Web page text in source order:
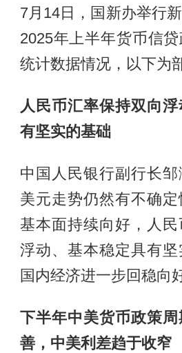
7月14日，国新办举行
2025年上半年货币信
统计数据情况，以下为
人民币汇率保持双向
有坚实的基础
中国人民银行副行长邹
美元走势仍然有不确
基本面持续向好，人
浮动、基本稳定具有
国内经济进一步回稳向
下半年中美货币政策
善，中美利差趋于收窄